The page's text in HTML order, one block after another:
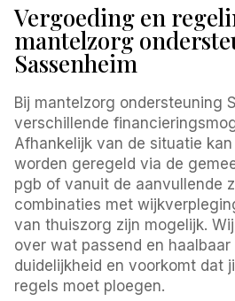
Vergoeding en
mantelzorg
Sassenheim
Bij mantelzorg ondersteuning
verschillende
Afhankelijk van de situatie
worden geregeld via de
pgb of vanuit de aanvullende
combinaties met
van thuiszorg zijn mogelijk.
over wat passend en
duidelijkheid en voorkomt dat
regels moet ploegen.